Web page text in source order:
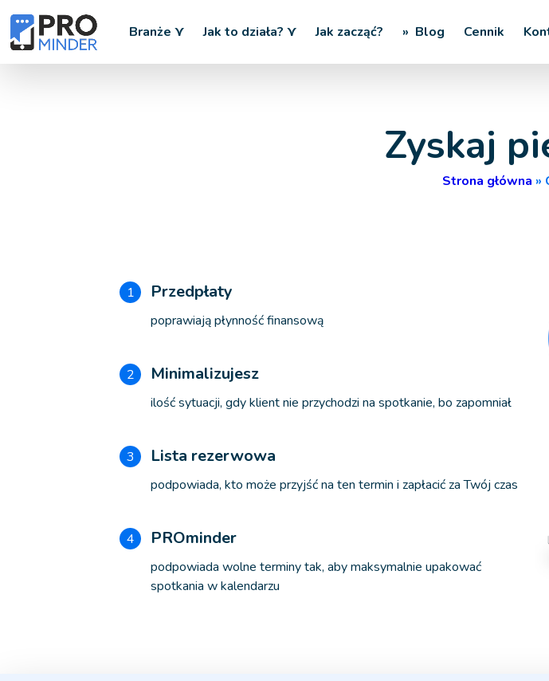
Branże ⋎
Jak to działa? ⋎ Jak zacząć? » Blog Cennik
Zyskaj
Strona główna »
1 Przedpłaty
poprawiają płynność finansową
2 Minimalizujesz
ilość sytuacji, gdy klient nie przychodzi na spotkanie, bo zapomniał
3 Lista rezerwowa
podpowiada, kto może przyjść na ten termin i zapłacić za Twój czas
4 PROminder
podpowiada wolne terminy tak, aby maksymalnie upakować
spotkania w kalendarzu